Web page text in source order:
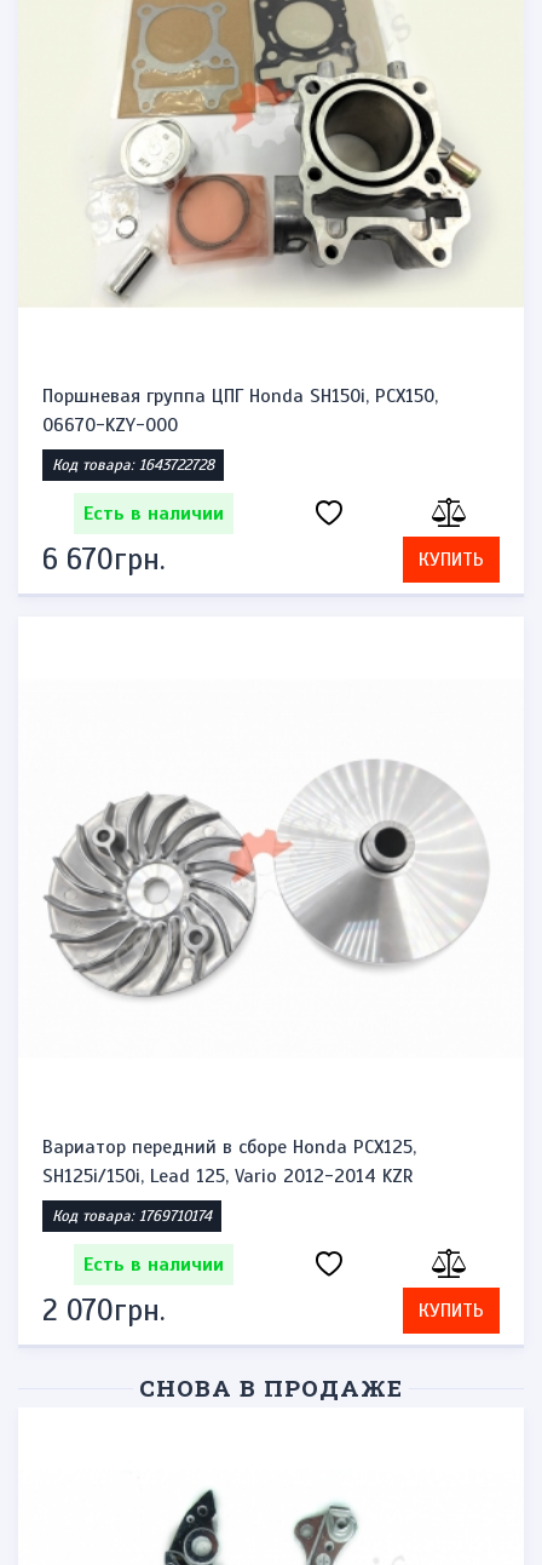
Поршневая группа ЦПГ Honda SH150i, PCX150,
06670-KZY-000
Код товара: 1643722728
Есть в наличии
6 670грн. КУПИТЬ
Вариатор передний в сборе Honda PCX125,
SH125i/150i, Lead 125, Vario 2012-2014 KZR
Код товара: 1769710174
Есть в наличии
2 070грн. КУПИТЬ
СНОВА В ПРОДАЖЕ